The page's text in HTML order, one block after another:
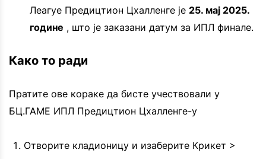
Леагуе Предицтион Цхалленге је 25. мај 2025.
године , што је заказани датум за ИПЛ финале.
Како то ради
Пратите ове кораке да бисте учествовали у
БЦ.ГАМЕ ИПЛ Предицтион Цхалленге-у
Отворите кладионицу и изаберите Крикет >